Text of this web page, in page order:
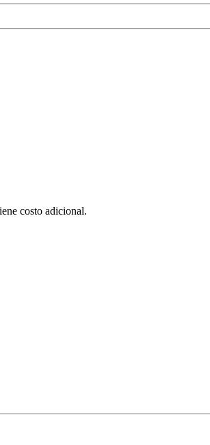
costo adicional.